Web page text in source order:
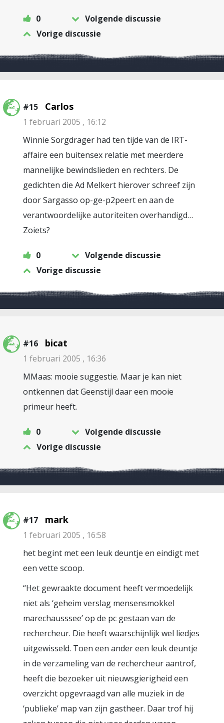
0
Volgende discussie
Vorige discussie
#15 Carlos
1 februari 2005 , 16:12
Winnie Sorgdrager had ten tijde van de IRT-
affaire een buitensex relatie met meerdere
mannelijke bewindslieden en rechters. De
gedichten die Ad Melkert hierover schreef zijn
door Sargasso op-ge-p2peert en aan de
verantwoordelijke autoriteiten overhandigd…
Zoiets?
0
Volgende discussie
Vorige discussie
#16 bicat
1 februari 2005 , 16:36
MMaas: mooie suggestie. Maar je kan niet
ontkennen dat Geenstijl daar een mooie
primeur heeft.
0
Volgende discussie
Vorige discussie
#17 mark
1 februari 2005 , 16:58
het begint met een leuk deuntje en eindigt met
een vette scoop.
“Het gewraakte document heeft vermoedelijk
niet als ‘geheim verslag mensensmokkel
marechausssee’ op de pc gestaan van de
rechercheur. Die heeft waarschijnlijk wel liedjes
uitgewisseld. Toen een ander een leuk deuntje
in de verzameling van de rechercheur aantrof,
heeft die bezoeker uit nieuwsgierigheid een
overzicht opgevraagd van alle muziek in de
‘publieke’ map van zijn gastheer. Daar trof hij